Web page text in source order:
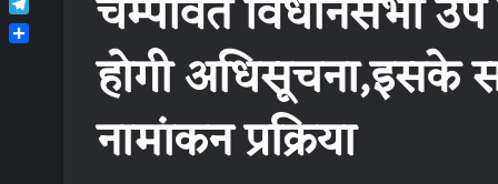
होगी अधिसूचना,इसके
नामांकन प्रक्रिया
Telegram